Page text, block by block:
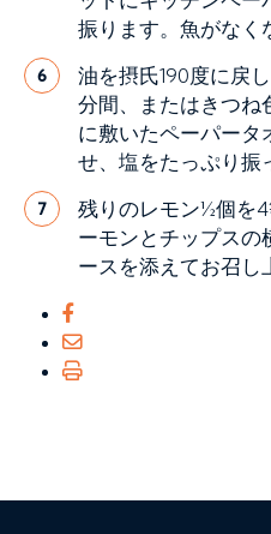
振ります。魚がなく
6
油を摂氏190度に戻
分間、またはきつね
に敷いたペーパータ
せ、塩をたっぷり振
7
残りのレモン½個を
ーモンとチップスの
ースを添えてお召し